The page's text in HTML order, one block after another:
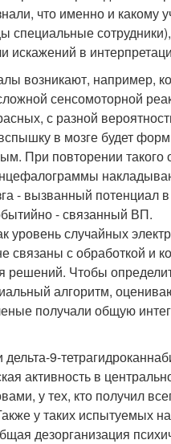
что именно и какому
искажений в
возникают, например,
сенсомоторной
с разной
в мозге будет
При повторении такого
- вызванный потенциал
- связанный ВП.
случайных
связаны с обработкой и
решений. Чтобы
алгоритм,
получали общую
9-
активность в
у тех, кто получил
у таких испытуемых
дезорганизация